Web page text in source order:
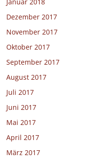
Dezember 2017
November 2017
Oktober 2017
September 2017
August 2017
Juli 2017
Juni 2017
Mai 2017
April 2017
März 2017